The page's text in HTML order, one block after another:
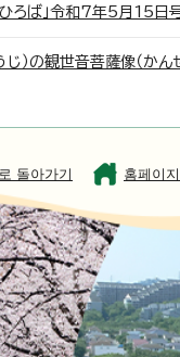
ろば」令和7年5月15日
じ）の観世音菩薩像（か
돌아가기 홈페이